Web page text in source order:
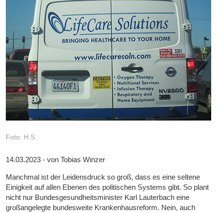
Foto: H.S.
14.03.2023 - von Tobias Winzer
Manchmal ist der Leidensdruck so groß, dass es eine seltene
Einigkeit auf allen Ebenen des politischen Systems gibt. So plant
nicht nur Bundesgesundheitsminister Karl Lauterbach eine
großangelegte bundesweite Krankenhausreform. Nein, auch